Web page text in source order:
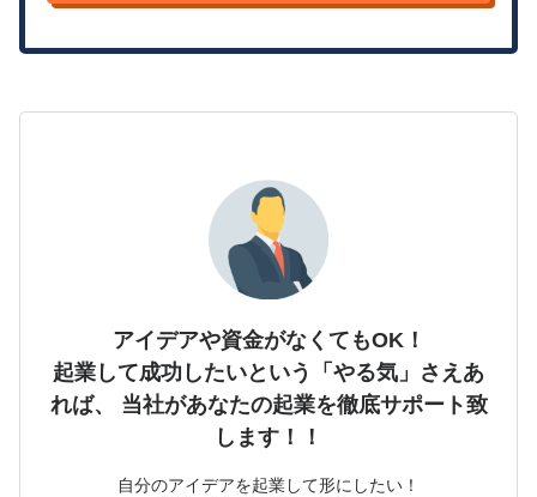
アイデアや資金がなくてもOK！
起業して成功したいという「やる気」さえあ
れば、
当社があなたの起業を徹底サポート致
します！！
自分のアイデアを起業して形にしたい！